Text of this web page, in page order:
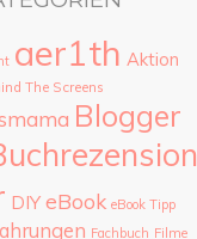
aer1th Aktion
The Screens
Blogger
DIY eBook eBook Tipp
Fachbuch Filme